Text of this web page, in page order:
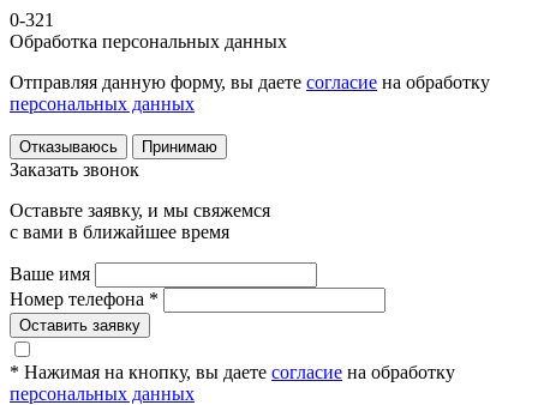
0-321
Обработка персональных данных
Отправляя данную форму, вы даете согласие на обработку
персональных данных
Отказываюсь Принимаю
Заказать звонок
Оставьте заявку, и мы свяжемся
с вами в ближайшее время
Ваше имя
Номер телефона *
Оставить заявку
* Нажимая на кнопку, вы даете согласие на обработку
персональных данных